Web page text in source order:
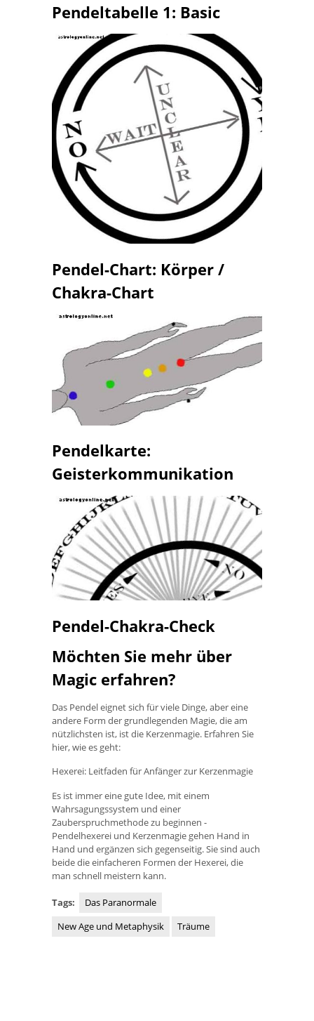
Pendeltabelle 1: Basic
Pendel-Chart: Körper /
Chakra-Chart
Pendelkarte:
Geisterkommunikation
Pendel-Chakra-Check
Möchten Sie mehr über
Magic erfahren?
Das Pendel eignet sich für viele Dinge, aber eine
andere Form der grundlegenden Magie, die am
nützlichsten ist, ist die Kerzenmagie. Erfahren Sie
hier, wie es geht:
Hexerei: Leitfaden für Anfänger zur Kerzenmagie
Es ist immer eine gute Idee, mit einem
Wahrsagungssystem und einer
Zauberspruchmethode zu beginnen -
Pendelhexerei und Kerzenmagie gehen Hand in
Hand und ergänzen sich gegenseitig. Sie sind auch
beide die einfacheren Formen der Hexerei, die
man schnell meistern kann.
Tags:
Das Paranormale
New Age und Metaphysik
Träume